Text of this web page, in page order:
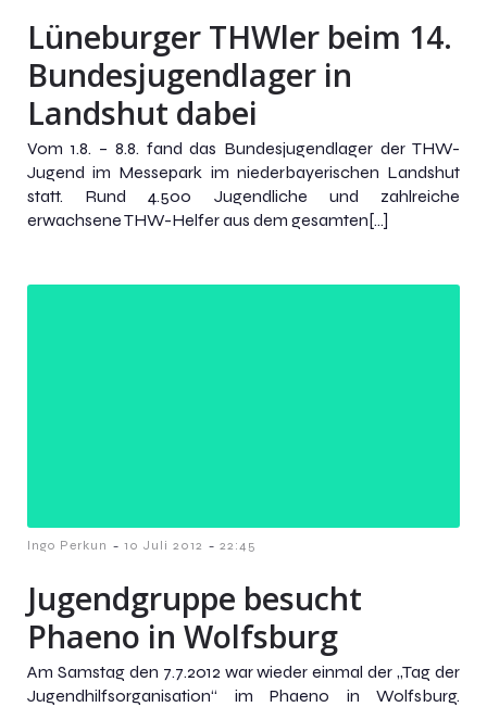
Lüneburger THWler beim 14.
Bundesjugendlager in
Landshut dabei
Vom 1.8. – 8.8. fand das Bundesjugendlager der THW-
Jugend im Messepark im niederbayerischen Landshut
statt. Rund 4.500 Jugendliche und zahlreiche
erwachsene THW-Helfer aus dem gesamten[…]
Ingo Perkun - 10 Juli 2012 - 22:45
Jugendgruppe besucht
Phaeno in Wolfsburg
Am Samstag den 7.7.2012 war wieder einmal der „Tag der
Jugendhilfsorganisation“ im Phaeno in Wolfsburg.